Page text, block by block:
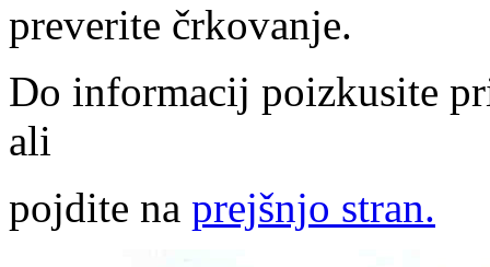
preverite črkovanje.
Do informacij poizkusite
ali
pojdite na prejšnjo stran.